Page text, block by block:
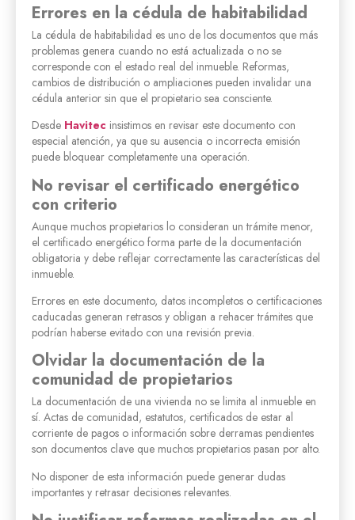
Errores en la cédula de habitabilidad
La cédula de habitabilidad es uno de los documentos que más
problemas genera cuando no está actualizada o no se
corresponde con el estado real del inmueble. Reformas,
cambios de distribución o ampliaciones pueden invalidar una
cédula anterior sin que el propietario sea consciente.
Desde Havitec insistimos en revisar este documento con
especial atención, ya que su ausencia o incorrecta emisión
puede bloquear completamente una operación.
No revisar el certificado energético
con criterio
Aunque muchos propietarios lo consideran un trámite menor,
el certificado energético forma parte de la documentación
obligatoria y debe reflejar correctamente las características del
inmueble.
Errores en este documento, datos incompletos o certificaciones
caducadas generan retrasos y obligan a rehacer trámites que
podrían haberse evitado con una revisión previa.
Olvidar la documentación de la
comunidad de propietarios
La documentación de una vivienda no se limita al inmueble en
sí. Actas de comunidad, estatutos, certificados de estar al
corriente de pagos o información sobre derramas pendientes
son documentos clave que muchos propietarios pasan por alto.
No disponer de esta información puede generar dudas
importantes y retrasar decisiones relevantes.